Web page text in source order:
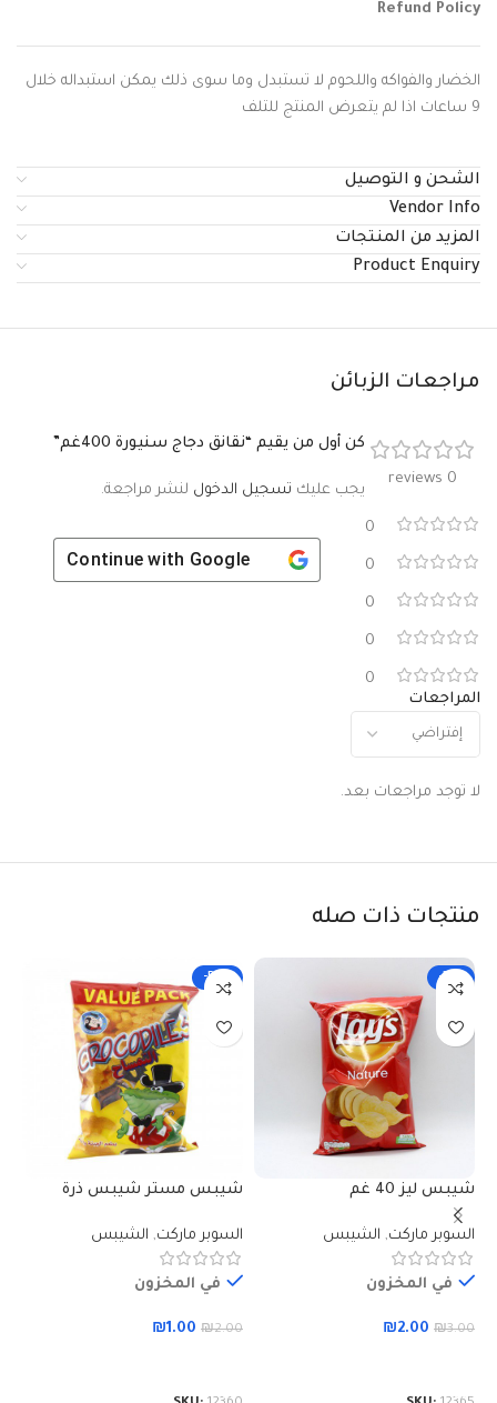
Refund Policy
الخضار والفواكه واللحوم لا تستبدل وما سوى ذلك يمكن استبداله خلال
9 ساعات اذا لم يتعرض المنتج للتلف
الشحن و التوصيل
Vendor Info
المزيد من المنتجات
Product Enquiry
مراجعات الزبائن
0 reviews
0
0
0
0
0
المراجعات
لا توجد مراجعات بعد.
كن أول من يقيم “نقانق دجاج سنيورة 400غم”
يجب عليك تسجيل الدخول لنشر مراجعة.
Continue with Google
منتجات ذات صله
-33%
شيبس ليز 40 غم
السوبر ماركت, الشيبس
في المخزون
₪3.00
₪2.00
-50%
شيبس مستر شيبس ذرة
السوبر ماركت, الشيبس
في المخزون
₪2.00
₪1.00